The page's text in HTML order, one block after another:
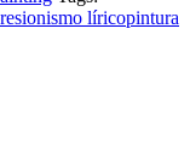
líricopintura